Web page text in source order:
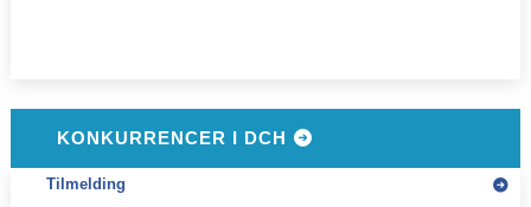
KONKURRENCER I DCH
Tilmelding